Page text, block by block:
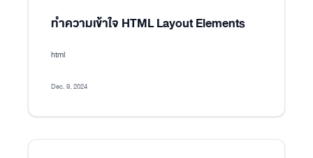
ทำความเข้าใจ HTML Layout Elements
html
Dec. 9, 2024